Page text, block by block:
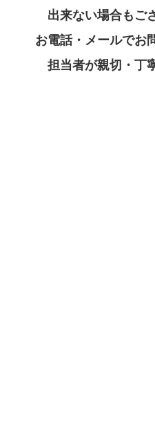
出来ない場合もご
お電話・メールでお
担当者が親切・丁